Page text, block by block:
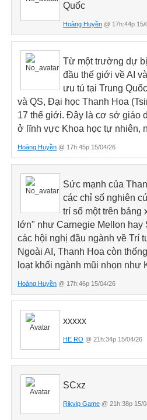
Quốc
Hoàng Huyền @ 17h:44p 15/
Từ một trường dự
đầu thế giới về AI
ưu tú tại Trung
và QS, Đại học Thanh Hoa
17 thế giới. Đây là cơ sở giáo
ở lĩnh vực Khoa học tự nhiên,
Hoàng Huyền @ 17h:45p 15/04/26
Sức mạnh của
các chỉ số nghiên
trí số một trên
lớn" như Carnegie Mellon
các hội nghị đầu ngành về Trí
Ngoài AI, Thanh Hoa còn
loạt khối ngành mũi nhọn như
Hoàng Huyền @ 17h:46p 15/04/26
xxxxx
HE RO @ 21h:34p 15/04/26
SCxz
Rikvip Game @ 21h:38p 15/